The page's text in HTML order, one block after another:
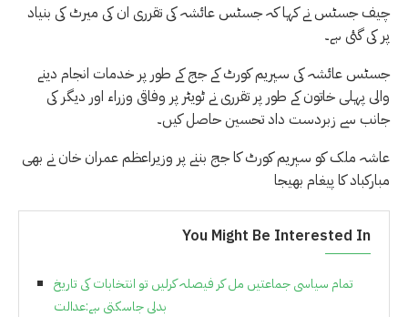
چیف جسٹس نے کہا کہ جسٹس عائشہ کی تقرری ان کی میرٹ کی بنیاد
پر کی گئی ہے۔
جسٹس عائشہ کی سپریم کورٹ کے جج کے طور پر خدمات انجام دینے
والی پہلی خاتون کے طور پر تقرری نے ٹویٹر پر وفاقی وزراء اور دیگر کی
جانب سے زبردست داد تحسین حاصل کیں۔
عاشہ ملک کو سپریم کورٹ کا جج بننے پر وزیراعظم عمران خان نے بھی
مبارکباد کا پیغام بھیجا
You Might Be Interested In
تمام سیاسی جماعتیں مل کر فیصلہ کرلیں تو انتخابات کی تاریخ
بدلی جاسکتی ہے:عدالت